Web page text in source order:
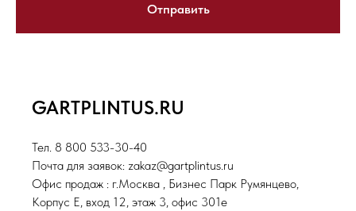
Отправить
GARTPLINTUS.RU
Тел. 8 800 533-30-40
Почта для заявок: zakaz@gartplintus.ru
Офис продаж : г.Москва , Бизнес Парк Румянцево,
Корпус Е, вход 12, этаж 3, офис 301е